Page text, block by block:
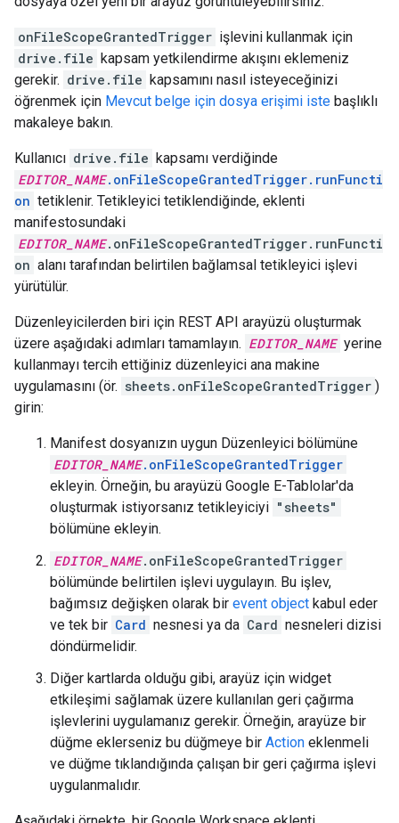
onFileScopeGrantedTrigger işlevini kullanmak için
drive.file kapsam yetkilendirme akışını eklemeniz
gerekir. drive.file kapsamını nasıl isteyeceğinizi
öğrenmek için Mevcut belge için dosya erişimi iste başlıklı
makaleye bakın.
Kullanıcı drive.file kapsamı verdiğinde
EDITOR_NAME.onFileScopeGrantedTrigger.runFuncti
on tetiklenir. Tetikleyici tetiklendiğinde, eklenti
manifestosundaki
EDITOR_NAME.onFileScopeGrantedTrigger.runFuncti
on alanı tarafından belirtilen bağlamsal tetikleyici işlevi
yürütülür.
Düzenleyicilerden biri için REST API arayüzü oluşturmak
üzere aşağıdaki adımları tamamlayın. EDITOR_NAME yerine
kullanmayı tercih ettiğiniz düzenleyici ana makine
uygulamasını (ör. sheets.onFileScopeGrantedTrigger )
girin:
Manifest dosyanızın uygun Düzenleyici bölümüne
EDITOR_NAME.onFileScopeGrantedTrigger
ekleyin. Örneğin, bu arayüzü Google E-Tablolar'da
oluşturmak istiyorsanız tetikleyiciyi "sheets"
bölümüne ekleyin.
EDITOR_NAME.onFileScopeGrantedTrigger
bölümünde belirtilen işlevi uygulayın. Bu işlev,
bağımsız değişken olarak bir event object kabul eder
ve tek bir Card nesnesi ya da Card nesneleri dizisi
döndürmelidir.
Diğer kartlarda olduğu gibi, arayüz için widget
etkileşimi sağlamak üzere kullanılan geri çağırma
işlevlerini uygulamanız gerekir. Örneğin, arayüze bir
düğme eklerseniz bu düğmeye bir Action eklenmeli
ve düğme tıklandığında çalışan bir geri çağırma işlevi
uygulanmalıdır.